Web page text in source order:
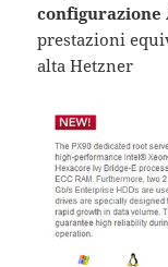
configurazione
prestazioni
alta Hetzner